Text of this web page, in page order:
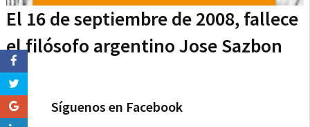
El 16 de septiembre de 2008, fallece
el filósofo argentino Jose Sazbon
Síguenos en Facebook